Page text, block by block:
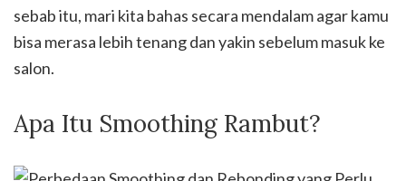
sebab itu, mari kita bahas secara mendalam agar kamu
bisa merasa lebih tenang dan yakin sebelum masuk ke
salon.
Apa Itu Smoothing Rambut?